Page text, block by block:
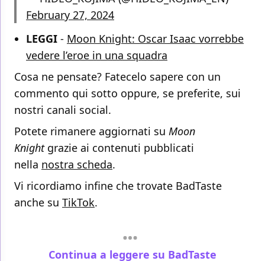
February 27, 2024
LEGGI - Moon Knight: Oscar Isaac vorrebbe
vedere l’eroe in una squadra
Cosa ne pensate? Fatecelo sapere con un
commento qui sotto oppure, se preferite, sui
nostri canali social.
Potete rimanere aggiornati su Moon
Knightgrazie ai contenuti pubblicati
nella nostra scheda.
Vi ricordiamo infine che trovate BadTaste
anche su TikTok.
Continua a leggere su BadTaste